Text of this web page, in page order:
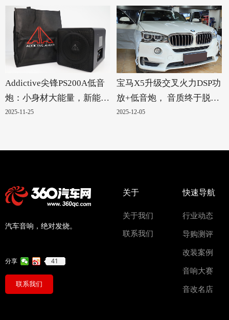
Addictive尖锋PS200A低音
炮：小身材大能量，新能源
汽车的绝配！
2025-11-25
宝马X5升级交叉火力DSP功
放+低音炮， 音质终于脱胎
换骨
2025-12-05
联系我们
汽车音响，绝对发烧。
分享 41
关于
关于我们
联系我们
快速导航
行业动态
导购测评
改装案例
音响大赛
音改名店